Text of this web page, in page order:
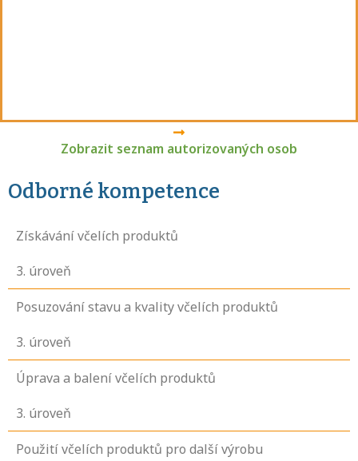
Zobrazit seznam autorizovaných osob
Odborné kompetence
Získávání včelích produktů
3. úroveň
Posuzování stavu a kvality včelích produktů
3. úroveň
Úprava a balení včelích produktů
3. úroveň
Použití včelích produktů pro další výrobu